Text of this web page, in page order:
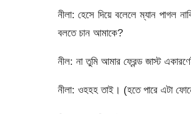
নীলা: হেসে দিয়ে বলেলে ম্যান পাগল
বলতে চান আমাকে?
নীল: না তুমি আমার ফ্রেন্ড জাস্ট
নীলা: ওহহহ তাই। (হতে পারে এটা